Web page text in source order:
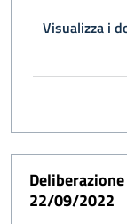
Visualizza i
22/09/2022